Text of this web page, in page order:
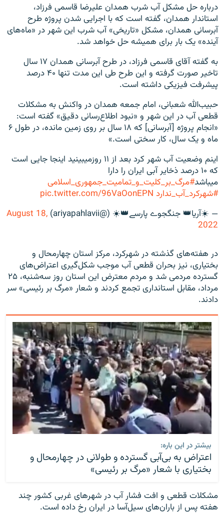
درباره حل مشکل آب شرب همدان علیرضا قاسمی فرزاد،
استاندار همدان، گفته است که با اجرایی شدن پروژه طرح
آبرسانی همدان، مشکل «تاریخی» آب شرب این شهر در «ماه‌های
آینده» یک‌ بار برای همیشه حل‌ خواهد شد.
به گفته آقای قاسمی فرزاد، در طرح آبرسانی همدان ۱۷ سال
تاخیر صورت گرفته و این طرح طی این مدت تنها ۴۰ درصد
پیشرفت فیزیکی داشته است.
حبیب‌الله شعبانی، امام جمعه همدان در واکنش به مشکلات
قطعی آب در این شهر و «نبود اطلاع‌رسانی دقیق» گفته است:
«انجام پروژه‌ [آبرسانی] که ۱۸ سال بر روی زمین مانده، در طول ۶
ماه و یک سال، کار سختی است.»
اینم وضعیت آب شهر کرد بعد از ۱۱ روزمیبینید اینجا جایی است
که ۱۰ درصد ذخایر آبی ایران را دارا
میباشد#مرگ_بر_کلیت_و_تمامیت_جمهوری_اسلامی
#شهركرد_آب_ندارد pic.twitter.com/96VaOonEPN
— ☀️آریا👑 جنگجوے پارسے👑☀️ (@ariyapahlavii)
August 18,
2022
در هفته‌های گذشته در شهرکرد، مرکز استان چهارمحال و
بختیاری، نیز بحران قطعی آب موجب شکل‌گیری اعتراض‌های
گسترده مردمی شد و مردم معترض این استان روز سه‌شنبه، ۲۵
مرداد، مقابل استانداری تجمع کردند و شعار «مرگ بر رئیسی» سر
دادند.
بیشتر در این باره:
اعتراض به بی‌آبی گسترده و طولانی در چهارمحال و
بختیاری با شعار «مرگ بر رئیسی»
مشکلات قطعی و افت فشار آب در شهرهای غربی کشور چند
هفته پس از باران‌های سیل‌آسا در ایران رخ داده است.